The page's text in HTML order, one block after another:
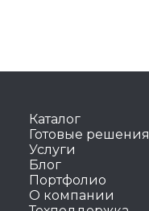
Каталог
Готовые решения
Услуги
Блог
Портфолио
О компании